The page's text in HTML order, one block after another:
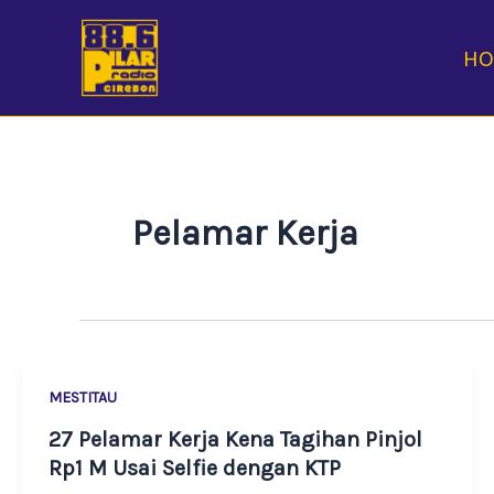
Pelamar Kerja
MESTITAU
27 Pelamar Kerja Kena Tagihan Pinjol
Rp1 M Usai Selfie dengan KTP